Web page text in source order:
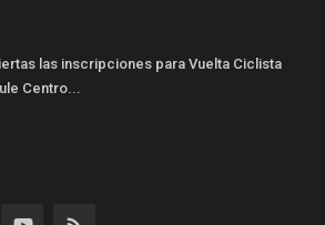
las inscripciones para Vuelta Ciclista
Centro...